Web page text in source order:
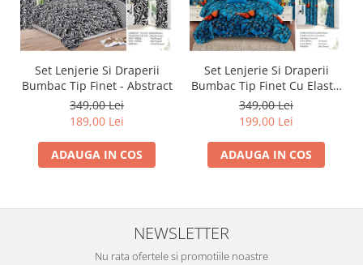
Set Lenjerie Si Draperii
Bumbac Tip Finet - Abstract
349,00 Lei
189,00 Lei
ADAUGA IN COS
Set Lenjerie Si Draperii
Bumbac Tip Finet Cu Elastic
- Dansul Fluturilor
349,00 Lei
199,00 Lei
ADAUGA IN COS
NEWSLETTER
Nu rata ofertele si promotiile noastre